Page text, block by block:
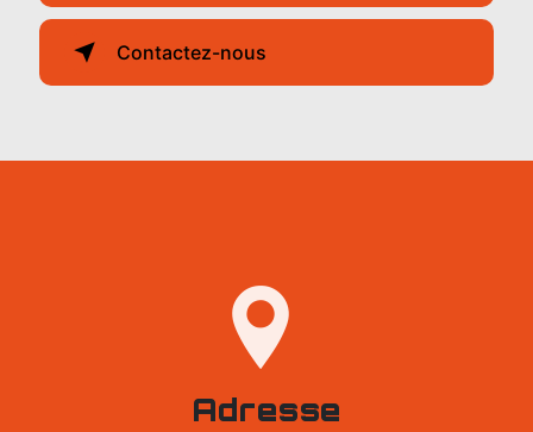
Contactez-nous
Adresse